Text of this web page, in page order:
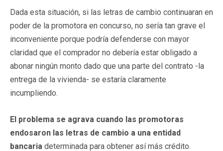
Dada esta situación, si las letras de cambio continuaran en
poder de la promotora en concurso, no sería tan grave el
inconveniente porque podría defenderse con mayor
claridad que el comprador no debería estar obligado a
abonar ningún monto dado que una parte del contrato -la
entrega de la vivienda- se estaría claramente
incumpliendo.
El problema se agrava cuando las promotoras
endosaron las letras de cambio a una entidad
bancaria determinada para obtener así más crédito.